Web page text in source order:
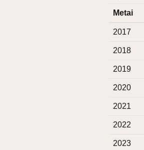
Metai
2017
2018
2019
2020
2021
2022
2023